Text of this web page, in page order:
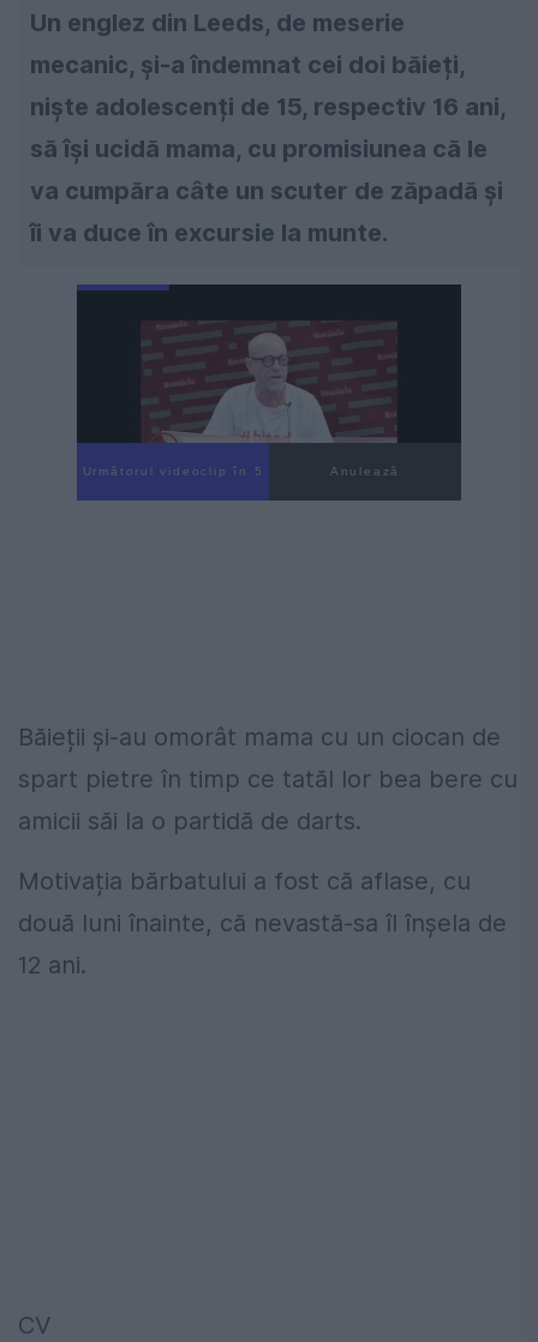
Un englez din Leeds, de meserie
mecanic, și-a îndemnat cei doi băieți,
niște adolescenți de 15, respectiv 16 ani,
să își ucidă mama, cu promisiunea că le
va cumpăra câte un scuter de zăpadă și
îi va duce în excursie la munte.
Următorul videoclip în 4 Anulează
Băieții și-au omorât mama cu un ciocan de
spart pietre în timp ce tatăl lor bea bere cu
amicii săi la o partidă de darts.
Motivația bărbatului a fost că aflase, cu
două luni înainte, că nevastă-sa îl înșela de
12 ani.
CV